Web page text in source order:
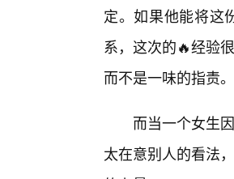
定。如果他能将这
系，这次的🔥经验
而不是一味的指责。
而当一个女生
太在意别人的看法